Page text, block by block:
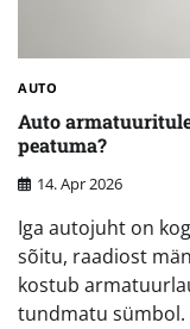
AUTO
Auto
peatuma?
14. Apr 2026
Iga autojuht on
sõitu, raadiost
kostub
tundmatu sümbol.